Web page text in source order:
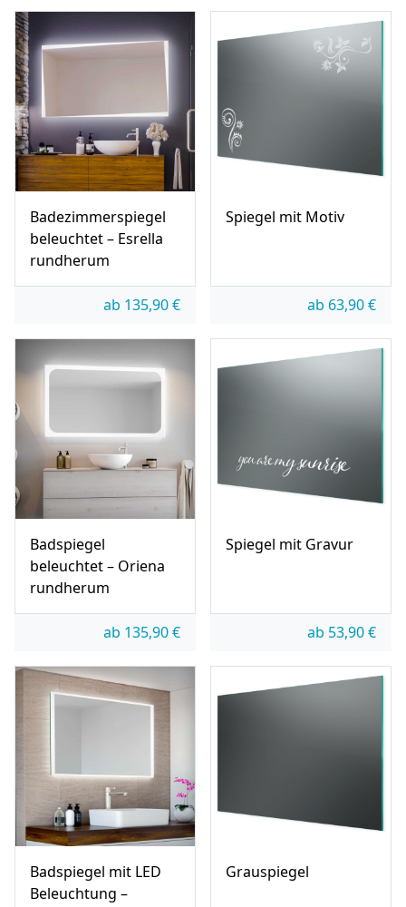
Badezimmerspiegel
beleuchtet – Esrella
rundherum
ab 135,90€
Spiegel mit Motiv
ab 63,90€
Badspiegel
beleuchtet – Oriena
rundherum
ab 135,90€
Spiegel mit Gravur
ab 53,90€
Badspiegel mit LED
Beleuchtung –
Grauspiegel